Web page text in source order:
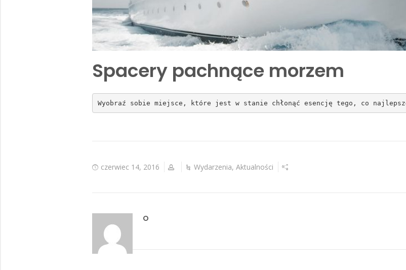
Spacery pachnące morzem
Wyobraź sobie miejsce, które jest w stanie chłonąć esencję tego, co
czerwiec 14, 2016 Wydarzenia, Aktualności
O